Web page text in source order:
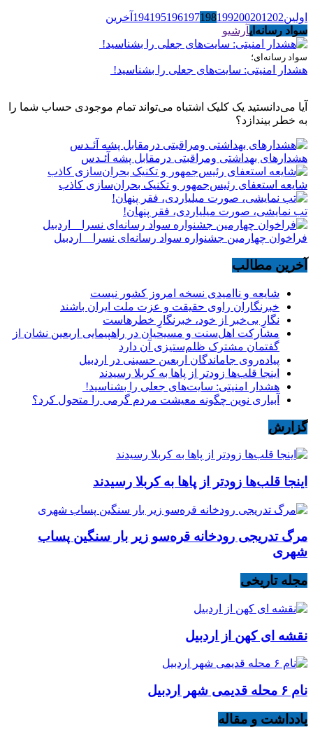
اولین 194195196197198199200201 202
آخرین
سواد رسانه‌ایآرشیو
سواد رسانه‌ای؛
هشدار امنیتی: سایت‌های جعلی را بشناسید!
آیا می‌دانستید یک کلیک اشتباه می‌تواند تمام موجودی حساب شما را
به خطر بیندازد؟
هشدارهاى بهداشتى ومراقبتى درمقابل پشه آئـدس
شایعه استعفای رئیس‌جمهور و تکنیک بحران‌سازی کاذب
تب نمایشی، صورت میلیاردی، فقر پنهان!
فراخوان چهارمین جشنواره سواد رسانه‌ای نسرا _ اردبیل
آخرین مطالب
شایعه و ناامیدی نسخه امروز کشور نیست
خبرنگاران راوی حقیقت و عزت ملت ایران باشند
نگارِ بی‌خبر از خود، خبرنگارِ خطرهاست
مشارکت اهل‌سنت و مسیحیان در راهپیمایی اربعین نشان از
گفتمان مشترک ظلم‌ستیزی آن دارد
پیاده‌روی جاماندگان اربعین حسینی در اردبیل
اینجا قلب‌ها زودتر از پاها به کربلا رسیدند
هشدار امنیتی: سایت‌های جعلی را بشناسید!
آبیاری نوین چگونه معیشت مردم گرمی را متحول کرد؟
گزارش
اینجا قلب‌ها زودتر از پاها به کربلا رسیدند
مرگ تدریجی رودخانه قره‌سو زیر بار سنگین پساب
شهری
مجله تاریخی
نقشه ای کهن از اردبیل
نام ۶ محله قدیمی شهر اردبیل
یادداشت و مقاله